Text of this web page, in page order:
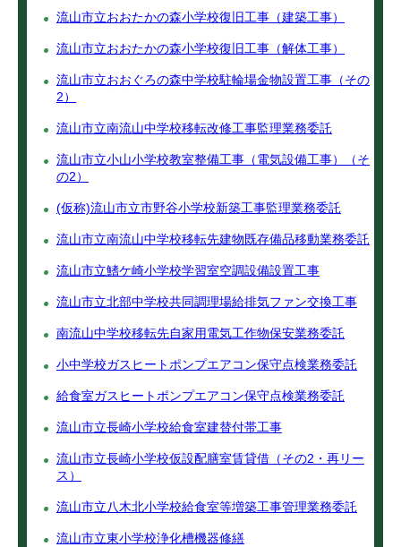
流山市立おおたかの森小学校復旧工事（建築工事）
流山市立おおたかの森小学校復旧工事（解体工事）
流山市立おおぐろの森中学校駐輪場金物設置工事（その
2）
流山市立南流山中学校移転改修工事監理業務委託
流山市立小山小学校教室整備工事（電気設備工事）（そ
の2）
(仮称)流山市立市野谷小学校新築工事監理業務委託
流山市立南流山中学校移転先建物既存備品移動業務委託
流山市立鰭ケ崎小学校学習室空調設備設置工事
流山市立北部中学校共同調理場給排気ファン交換工事
南流山中学校移転先自家用電気工作物保安業務委託
小中学校ガスヒートポンプエアコン保守点検業務委託
給食室ガスヒートポンプエアコン保守点検業務委託
流山市立長崎小学校給食室建替付帯工事
流山市立長崎小学校仮設配膳室賃貸借（その2・再リー
ス）
流山市立八木北小学校給食室等増築工事管理業務委託
流山市立東小学校浄化槽機器修繕